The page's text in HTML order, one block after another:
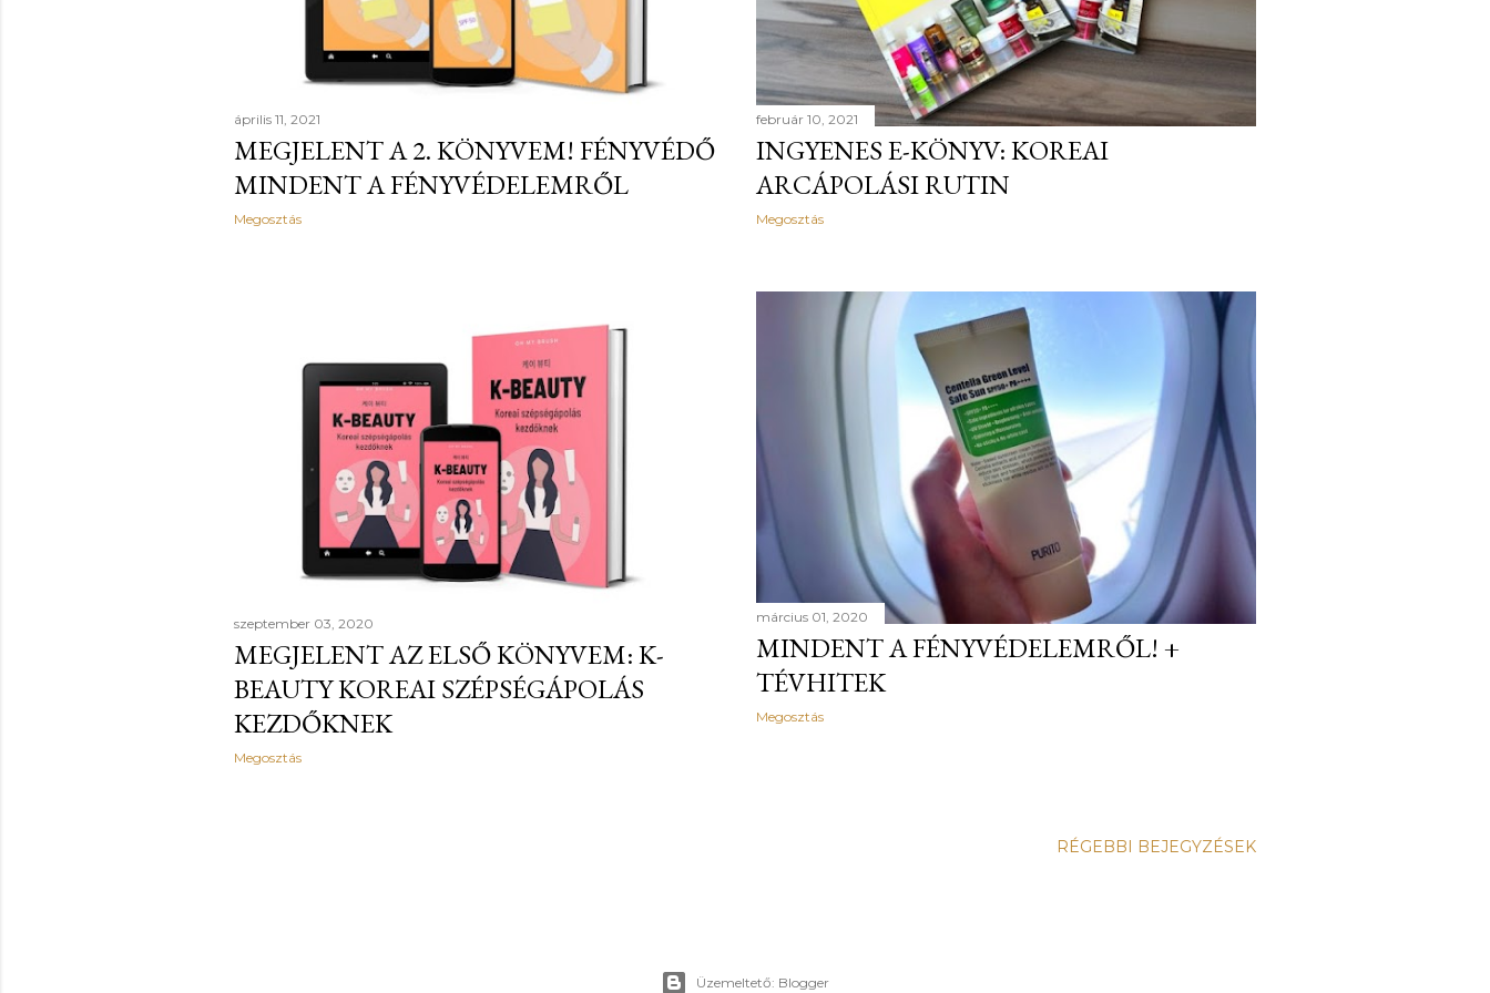
e
k
április 11, 2021
MEGJELENT A 2. KÖNYVEM! FÉNYVÉDŐ
MINDENT A FÉNYVÉDELEMRŐL
Megosztás
február 10, 2021
INGYENES E-KÖNYV: KOREAI
ARCÁPOLÁSI RUTIN
Megosztás
szeptember 03, 2020
MEGJELENT AZ ELSŐ KÖNYVEM: K-
BEAUTY KOREAI SZÉPSÉGÁPOLÁS
KEZDŐKNEK
Megosztás
március 01, 2020
MINDENT A FÉNYVÉDELEMRŐL! +
TÉVHITEK
Megosztás
RÉGEBBI BEJEGYZÉSEK
Üzemeltető: Blogger